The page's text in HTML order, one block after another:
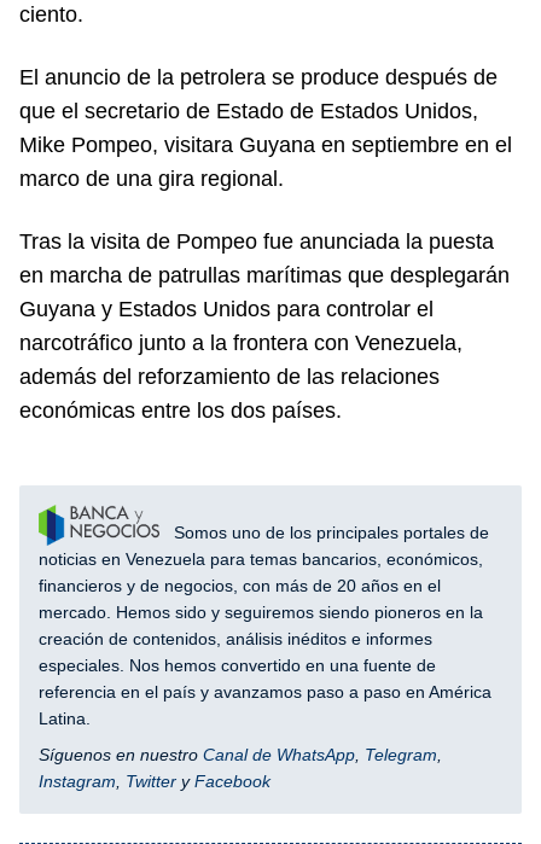
ciento.
El anuncio de la petrolera se produce después de
que el secretario de Estado de Estados Unidos,
Mike Pompeo, visitara Guyana en septiembre en el
marco de una gira regional.
Tras la visita de Pompeo fue anunciada la puesta
en marcha de patrullas marítimas que desplegarán
Guyana y Estados Unidos para controlar el
narcotráfico junto a la frontera con Venezuela,
además del reforzamiento de las relaciones
económicas entre los dos países.
Somos uno de los principales portales de
noticias en Venezuela para temas bancarios, económicos,
financieros y de negocios, con más de 20 años en el
mercado. Hemos sido y seguiremos siendo pioneros en la
creación de contenidos, análisis inéditos e informes
especiales. Nos hemos convertido en una fuente de
referencia en el país y avanzamos paso a paso en América
Latina.
Síguenos en nuestro Canal de WhatsApp Telegram
Instagram
Twitter yFacebook